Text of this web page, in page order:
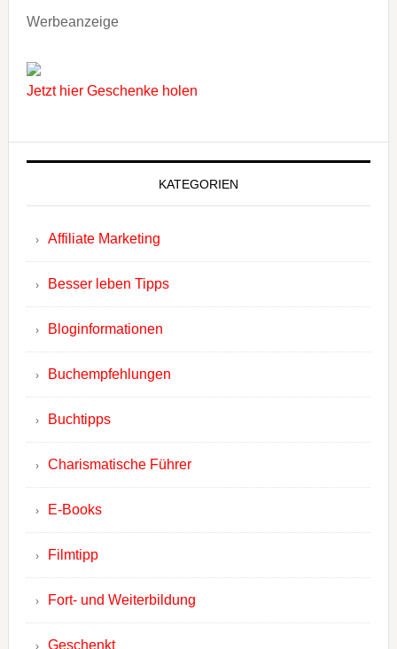
Werbeanzeige
Jetzt hier Geschenke holen
KATEGORIEN
Affiliate Marketing
Besser leben Tipps
Bloginformationen
Buchempfehlungen
Buchtipps
Charismatische Führer
E-Books
Filmtipp
Fort- und Weiterbildung
Geschenkt